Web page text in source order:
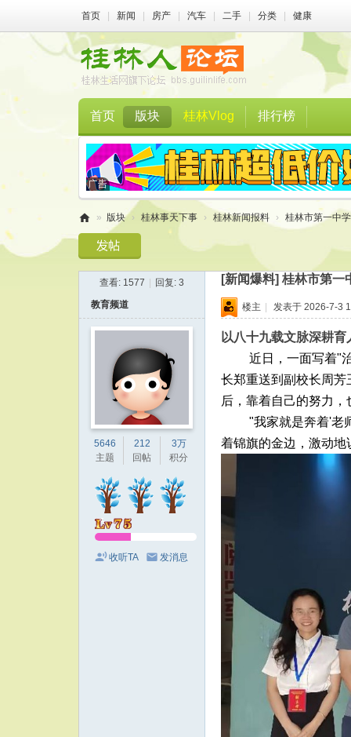
首页 新闻 房产 汽车 二手 分类 健康
首页 版块 桂林Vlog 排行榜
林
» 版块 › 桂林事天下事 › 桂林新闻报料 › 桂林市第一中
查看: 1577 回复: 3 [新闻爆料] 桂林市第一
教育频道
5646
主题
212
回帖
3万
积分
收听TA 发消息
楼主 | 发表于 2026-7-3
以八十九载文脉深耕
近日，一面写着"
长郑重送到副校长周
后，靠着自己的努力
"我家就是奔着'老
着锦旗的金边，激动地